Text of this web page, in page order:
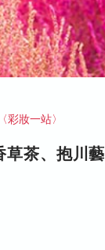
彩妝一站〉
茶、抱川藝